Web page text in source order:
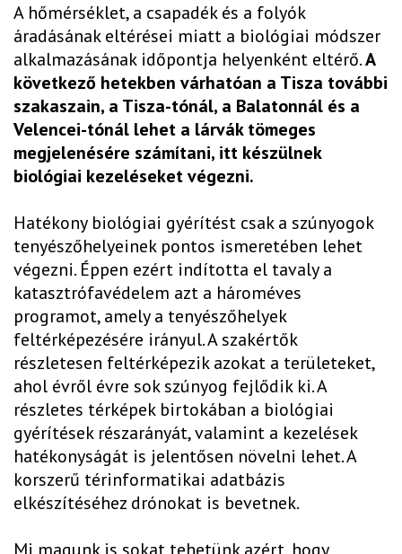
A hőmérséklet, a csapadék és a folyók
áradásának eltérései miatt a biológiai módszer
alkalmazásának időpontja helyenként eltérő.A
következő hetekben várhatóan a Tisza további
szakaszain, a Tisza-tónál, a Balatonnál és a
Velencei-tónál lehet a lárvák tömeges
megjelenésére számítani, itt készülnek
biológiai kezeléseket végezni.
Hatékony biológiai gyérítést csak a szúnyogok
tenyészőhelyeinek pontos ismeretében lehet
végezni. Éppen ezért indította el tavaly a
katasztrófavédelem azt a hároméves
programot, amely a tenyészőhelyek
feltérképezésére irányul. A szakértők
részletesen feltérképezik azokat a területeket,
ahol évről évre sok szúnyog fejlődik ki. A
részletes térképek birtokában a biológiai
gyérítések részarányát, valamint a kezelések
hatékonyságát is jelentősen növelni lehet. A
korszerű térinformatikai adatbázis
elkészítéséhez drónokat is bevetnek.